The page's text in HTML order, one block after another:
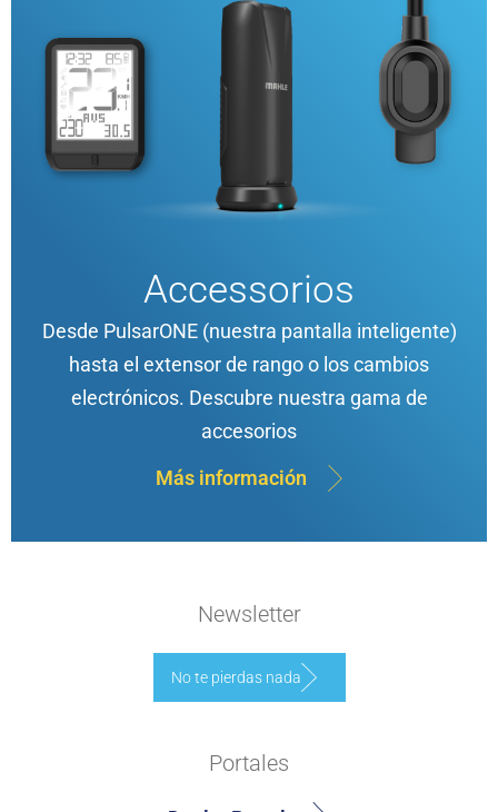
Accessorios
Desde PulsarONE (nuestra pantalla inteligente)
hasta el extensor de rango o los cambios
electrónicos. Descubre nuestra gama de
accesorios
Más información
Newsletter
No te pierdas nada
Portales